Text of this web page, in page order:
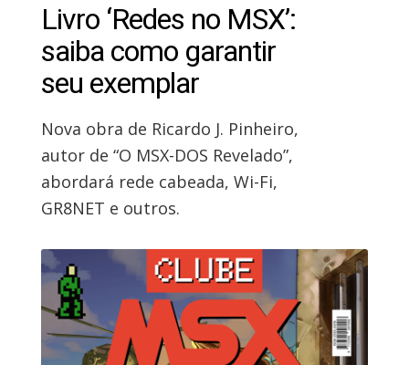
Livro ‘Redes no MSX’:
saiba como garantir
seu exemplar
Nova obra de Ricardo J. Pinheiro,
autor de “O MSX-DOS Revelado”,
abordará rede cabeada, Wi-Fi,
GR8NET e outros.